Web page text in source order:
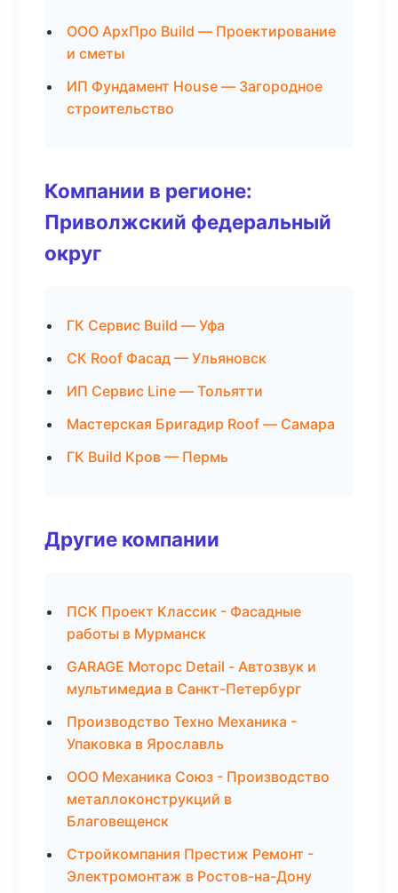
ООО АрхПро Build — Проектирование
и сметы
ИП Фундамент House — Загородное
строительство
Компании в регионе:
Приволжский федеральный
округ
ГК Сервис Build — Уфа
СК Roof Фасад — Ульяновск
ИП Сервис Line — Тольятти
Мастерская Бригадир Roof — Самара
ГК Build Кров — Пермь
Другие компании
ПСК Проект Классик - Фасадные
работы в Мурманск
GARAGE Моторс Detail - Автозвук и
мультимедиа в Санкт-Петербург
Производство Техно Механика -
Упаковка в Ярославль
ООО Механика Союз - Производство
металлоконструкций в
Благовещенск
Стройкомпания Престиж Ремонт -
Электромонтаж в Ростов-на-Дону